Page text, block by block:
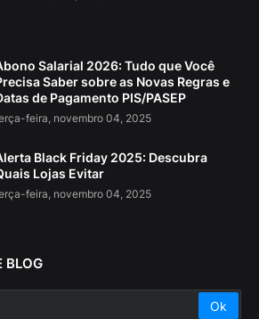
Salarial 2026: Tudo que Você
Saber sobre as Novas Regras e
de Pagamento PIS/PASEP
feira, novembro 04, 2025
Black Friday 2025: Descubra
Lojas Evitar
feira, novembro 04, 2025
BLOG